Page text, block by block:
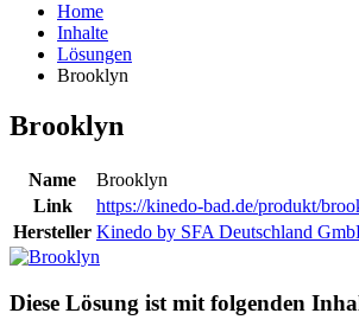
Home
Inhalte
Lösungen
Brooklyn
Brooklyn
Name
Brooklyn
Link
https://kinedo-bad.de/produkt/
Hersteller Kinedo by SFA Deutschland
Diese Lösung ist mit folgenden